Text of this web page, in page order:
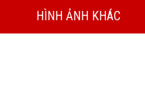
HÌNH ẢNH KHÁC